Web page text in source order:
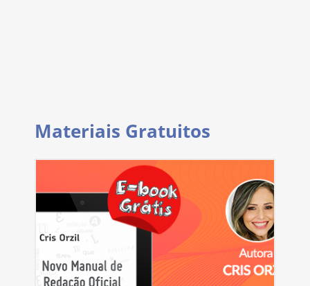
Materiais Gratuitos